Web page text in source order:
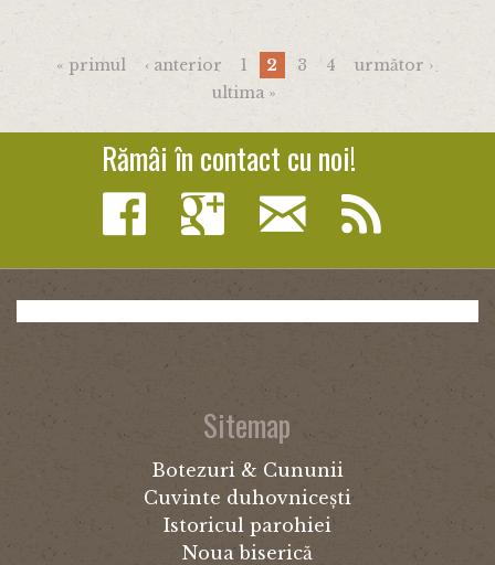
Pagini
« primul ‹ anterior 1 2 3 4
următor ›
ultima »
Rămâi în contact cu noi!
Sitemap
Botezuri & Cununii
Cuvinte duhovnicești
Istoricul parohiei
Noua biserică